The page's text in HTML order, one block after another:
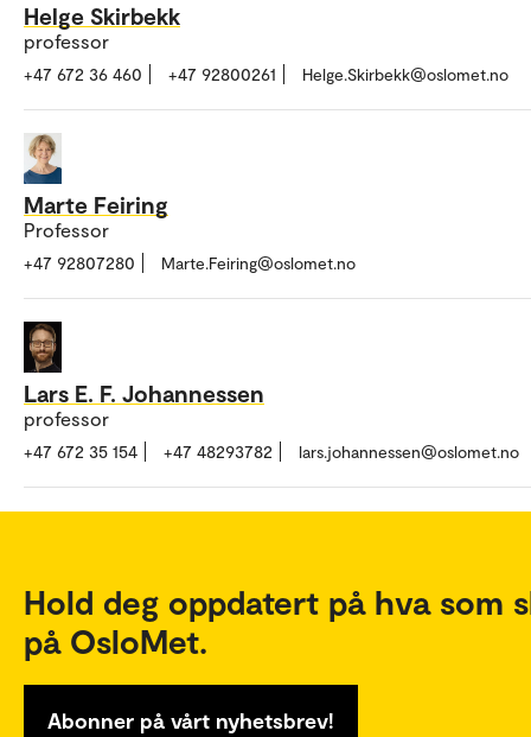
Helge Skirbekk
professor
+47 672 36 460 +47 92800261 Helge.Skirbekk@oslomet.no
Marte Feiring
Professor
+47 92807280 Marte.Feiring@oslomet.no
Lars E. F. Johannessen
professor
+47 672 35 154 +47 48293782 lars.johannessen@oslomet.no
Hold deg oppdatert på hva som
på OsloMet.
Abonner på vårt nyhetsbrev!